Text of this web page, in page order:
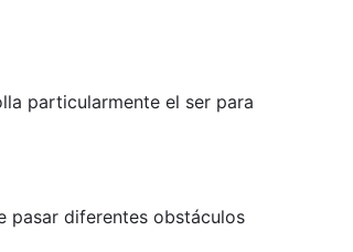
particularmente el ser para
diferentes obstáculos